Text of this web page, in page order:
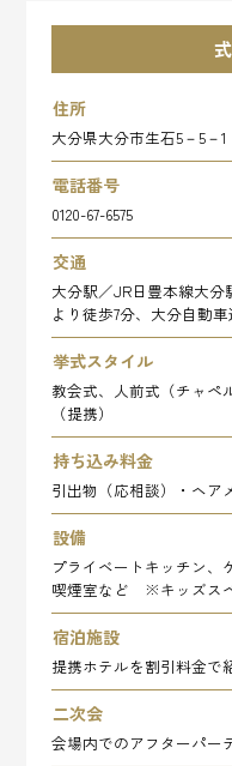
住所
大分県大分市生石5－5－1
電話番号
0120-67-6575
交通
大分駅／JR日豊本線大
より徒歩7分、大分自動
挙式スタイル
教会式、人前式（チャ
（提携）
持ち込み料金
引出物（応相談）・ヘア
設備
プライベートキッチン、
喫煙室など ※キッズス
宿泊施設
提携ホテルを割引料金で
二次会
会場内でのアフターパー